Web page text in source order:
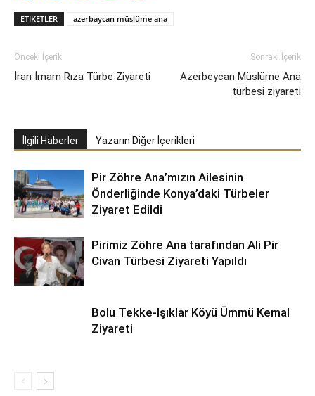
ETIKETLER azerbaycan müslüme ana
Önceki İçerik
İran İmam Rıza Türbe Ziyareti
Sonraki İçerik
Azerbeycan Müslüme Ana
türbesi ziyareti
İlgili Haberler Yazarın Diğer İçerikleri
Pir Zöhre Ana’mızın Ailesinin
Önderliğinde Konya’daki Türbeler
Ziyaret Edildi
Pirimiz Zöhre Ana tarafından Ali Pir
Civan Türbesi Ziyareti Yapıldı
Bolu Tekke-Işıklar Köyü Ümmü Kemal
Ziyareti